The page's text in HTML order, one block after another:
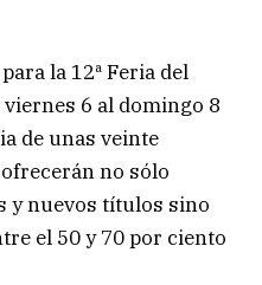
la 12ª Feria del
6 al domingo 8
de unas veinte
no sólo
y nuevos títulos sino
el 50 y 70 por ciento